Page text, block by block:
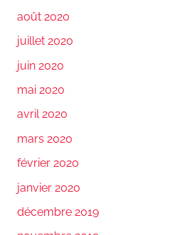
août 2020
juillet 2020
juin 2020
mai 2020
avril 2020
mars 2020
février 2020
janvier 2020
décembre 2019